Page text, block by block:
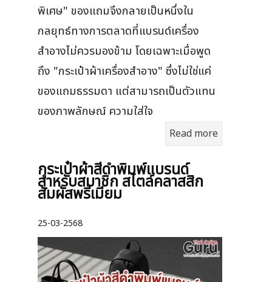
พิเศษ" ของแถมจึงกลายเป็นหนึ่งใน
กลยุทธ์ทางการตลาดที่แบรนด์เครื่อง
สำอางไม่ควรมองข้าม โดยเฉพาะเมื่อพูด
ถึง "กระเป๋าผ้าเครื่องสำอาง" ซึ่งไม่ใช่แค่
ของแถมธรรมดา แต่สามารถเป็นตัวแทน
ของภาพลักษณ์ ความใส่ใจ
Read more
กระเป๋าผ้าสีดำพิมพ์แบรนด์
สำหรับสมาชิก สไตล์คลาสสิก
สัมผัสพรีเมียม
25-03-2568